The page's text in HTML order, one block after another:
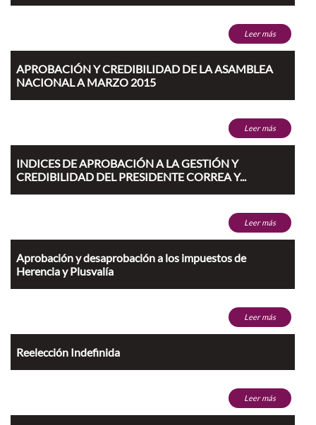
Leer más
APROBACIÓN Y CREDIBILIDAD DE LA ASAMBLEA
NACIONAL A MARZO 2015
Leer más
INDICES DE APROBACIÓN A LA GESTIÓN Y
CREDIBILIDAD DEL PRESIDENTE CORREA Y...
Leer más
Aprobación y desaprobación a los impuestos de
Herencia y Plusvalía
Leer más
Reelección Indefinida
Leer más